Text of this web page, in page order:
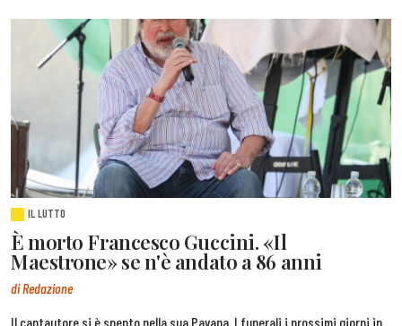
IL LUTTO
È morto Francesco Guccini. «Il
Maestrone» se n'è andato a 86 anni
di Redazione
Il cantautore si è spento nella sua Pavana. I funerali i prossimi giorni in